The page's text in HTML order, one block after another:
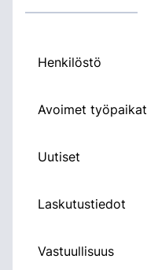
Henkilöstö
Avoimet työpaikat
Uutiset
Laskutustiedot
Vastuullisuus